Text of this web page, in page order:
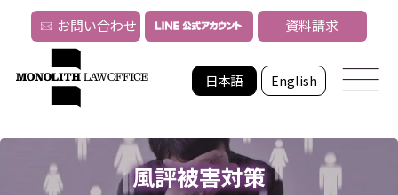
日本語 English
お問い合わせ 資料請求
風評被害対策